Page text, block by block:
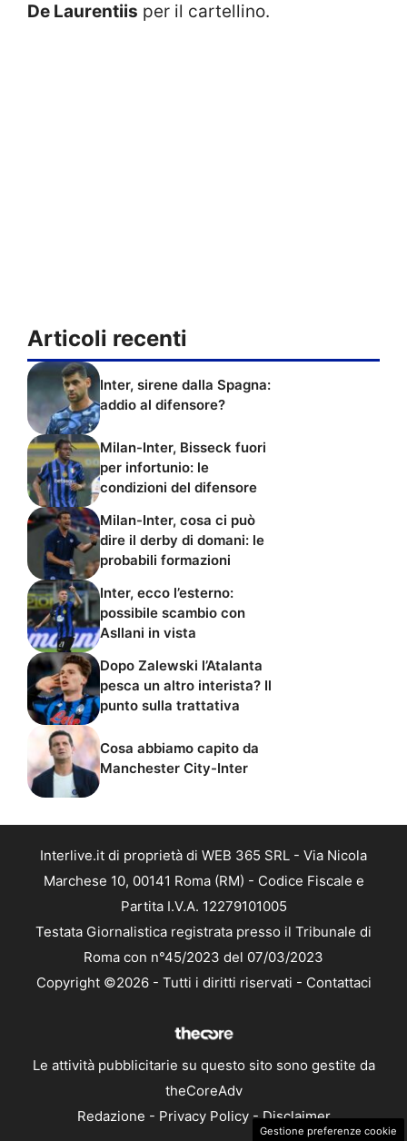
De Laurentiis per il cartellino.
Articoli recenti
Inter, sirene dalla Spagna:
addio al difensore?
Milan-Inter, Bisseck fuori
per infortunio: le
condizioni del difensore
Milan-Inter, cosa ci può
dire il derby di domani: le
probabili formazioni
Inter, ecco l’esterno:
possibile scambio con
Asllani in vista
Dopo Zalewski l’Atalanta
pesca un altro interista? Il
punto sulla trattativa
Cosa abbiamo capito da
Manchester City-Inter
Interlive.it di proprietà di WEB 365 SRL - Via Nicola
Marchese 10, 00141 Roma (RM) - Codice Fiscale e
Partita I.V.A. 12279101005
Testata Giornalistica registrata presso il Tribunale di
Roma con n°45/2023 del 07/03/2023
Copyright ©2026 - Tutti i diritti riservati - Contattaci
Le attività pubblicitarie su questo sito sono gestite da
theCoreAdv
Redazione - Privacy Policy-Disclaimer
Gestione preferenze cookie